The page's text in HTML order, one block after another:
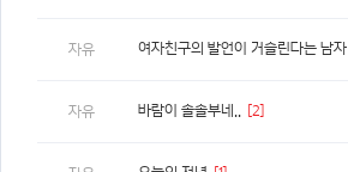
자유 여자친구의 발언이 거슬린다는 남자
자유 바람이 솔솔부네.. [2]